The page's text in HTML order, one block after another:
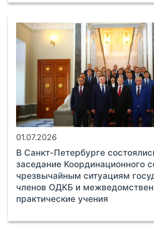
01.07.2026
В Санкт-Петербурге
заседание Координационного
чрезвычайным ситуациям
членов ОДКБ и
практические учения